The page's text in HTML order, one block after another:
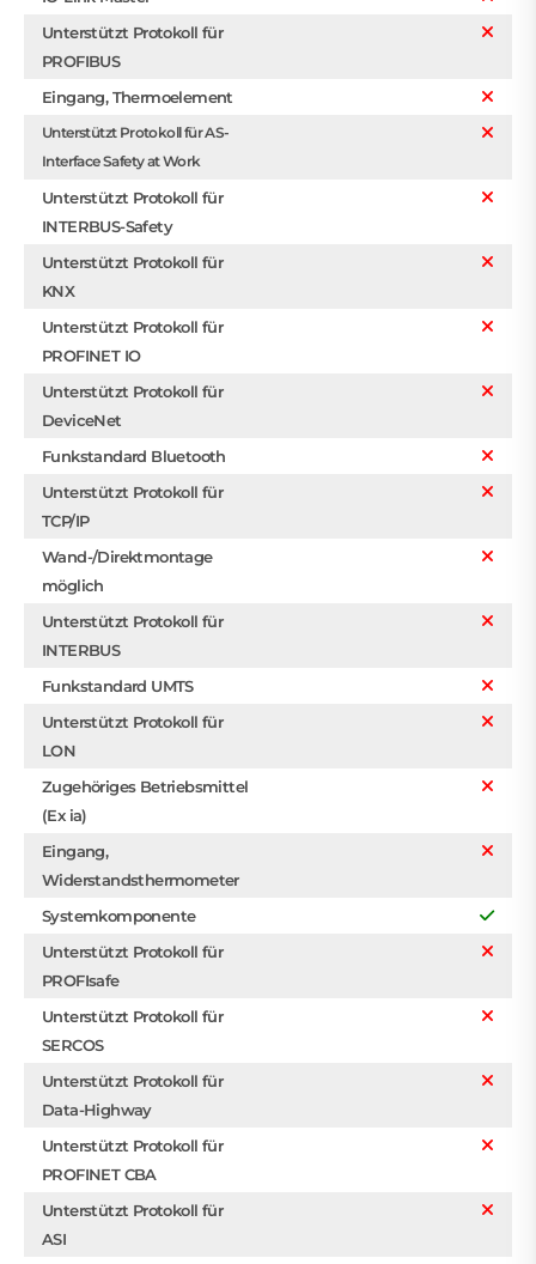
Unterstützt Protokoll für
PROFIBUS
Eingang, Thermoelement
Unterstützt Protokoll für AS-
Interface Safety at Work
Unterstützt Protokoll für
INTERBUS-Safety
Unterstützt Protokoll für
KNX
Unterstützt Protokoll für
PROFINET IO
Unterstützt Protokoll für
DeviceNet
Funkstandard Bluetooth
Unterstützt Protokoll für
TCP/IP
Wand-/Direktmontage
möglich
Unterstützt Protokoll für
INTERBUS
Funkstandard UMTS
Unterstützt Protokoll für
LON
Zugehöriges Betriebsmittel
(Ex ia)
Eingang,
Widerstandsthermometer
Systemkomponente
Unterstützt Protokoll für
PROFIsafe
Unterstützt Protokoll für
SERCOS
Unterstützt Protokoll für
Data-Highway
Unterstützt Protokoll für
PROFINET CBA
Unterstützt Protokoll für
ASI